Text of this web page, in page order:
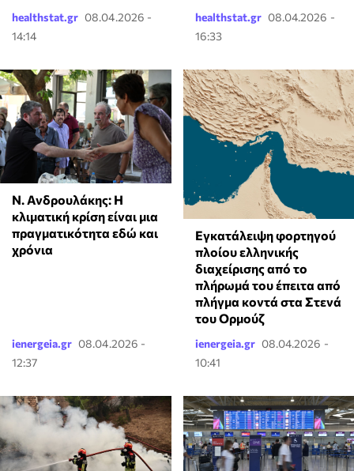
healthstat.gr 08.04.2026 -
14:14
healthstat.gr 08.04.2026 -
16:33
Ν. Ανδρουλάκης: Η
κλιματική κρίση είναι μια
πραγματικότητα εδώ και
χρόνια
ienergeia.gr 08.04.2026 -
12:37
Εγκατάλειψη φορτηγού
πλοίου ελληνικής
διαχείρισης από το
πλήρωμά του έπειτα από
πλήγμα κοντά στα Στενά
του Ορμούζ
ienergeia.gr 08.04.2026 -
10:41